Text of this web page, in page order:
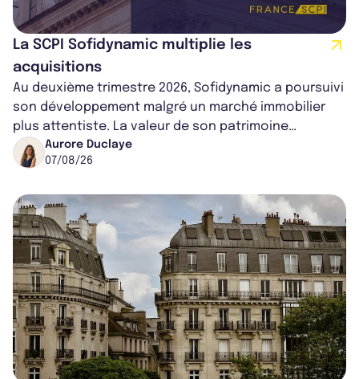
La SCPI Sofidynamic multiplie les
acquisitions
Au deuxième trimestre 2026, Sofidynamic a poursuivi
son développement malgré un marché immobilier
plus attentiste. La valeur de son patrimoine
progresse de 3,8% à périmètre constan...
Aurore Duclaye
07/08/26